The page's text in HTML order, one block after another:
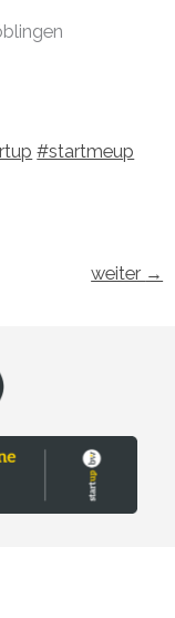
#startmeup
weiter →